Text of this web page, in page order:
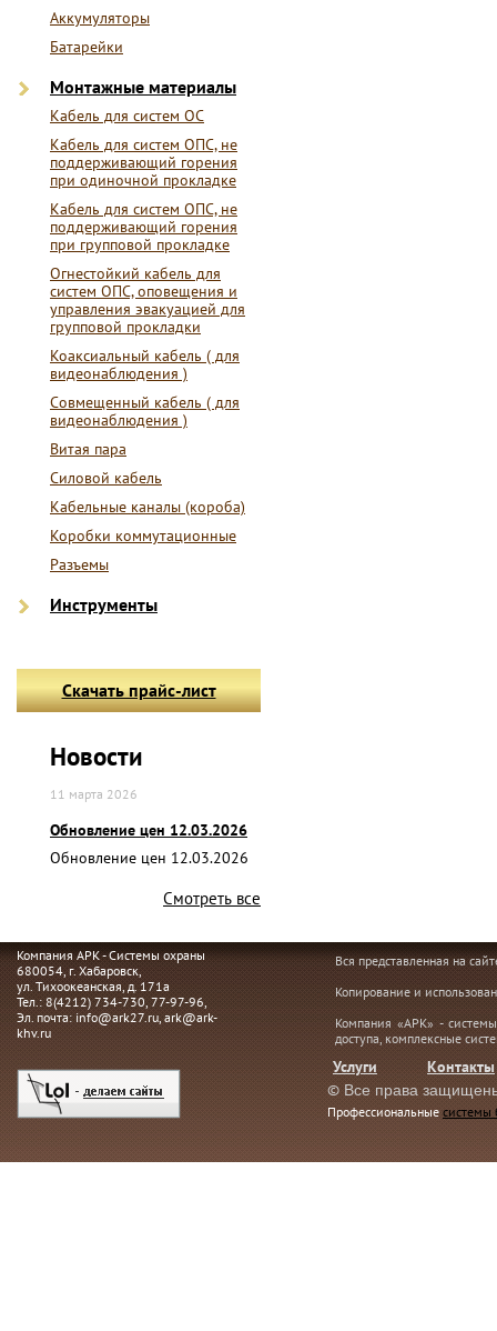
Аккумуляторы
Батарейки
Монтажные материалы
Кабель для систем ОС
Кабель для систем ОПС, не
поддерживающий горения
при одиночной прокладке
Кабель для систем ОПС, не
поддерживающий горения
при групповой прокладке
Огнестойкий кабель для
систем ОПС, оповещения и
управления эвакуацией для
групповой прокладки
Коаксиальный кабель ( для
видеонаблюдения )
Совмещенный кабель ( для
видеонаблюдения )
Витая пара
Силовой кабель
Кабельные каналы (короба)
Коробки коммутационные
Разъемы
Инструменты
Скачать прайс-лист
Новости
11 марта 2026
Обновление цен 12.03.2026
Обновление цен 12.03.2026
Смотреть все
Компания АРК - Системы охраны
680054, г. Хабаровск,
ул. Тихоокеанская, д. 171а
Тел.: 8(4212) 734-730, 77-97-96,
Эл. почта: info@ark27.ru, ark@ark-
khv.ru
Вся представленная на
Копирование и
Компания «АРК» -
доступа, комплексные
Услуги
Контакты
© Все права
Профессиональные системы